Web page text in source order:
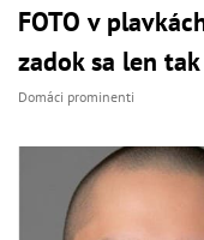
FOTO v
zadok sa len
Domáci prominenti